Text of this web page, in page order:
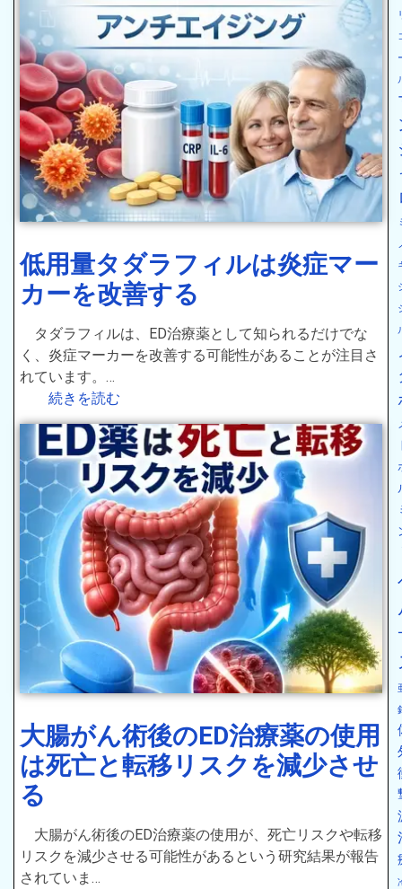
低用量タダラフィルは炎症マー
カーを改善する
タダラフィルは、ED治療薬として知られるだけでな
く、炎症マーカーを改善する可能性があることが注目さ
れています。…
続きを読む
大腸がん術後のED治療薬の使用
は死亡と転移リスクを減少させ
る
大腸がん術後のED治療薬の使用が、死亡リスクや転移
リスクを減少させる可能性があるという研究結果が報告
されていま…